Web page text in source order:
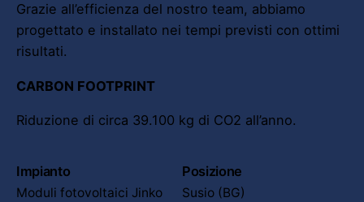
Grazie all’efficienza del nostro team, abbiamo
progettato e installato nei tempi previsti con ottimi
risultati.
CARBON FOOTPRINT
Riduzione di circa 39.100 kg di CO2 all’anno.
Impianto
Moduli fotovoltaici Jinko
Posizione
Susio (BG)